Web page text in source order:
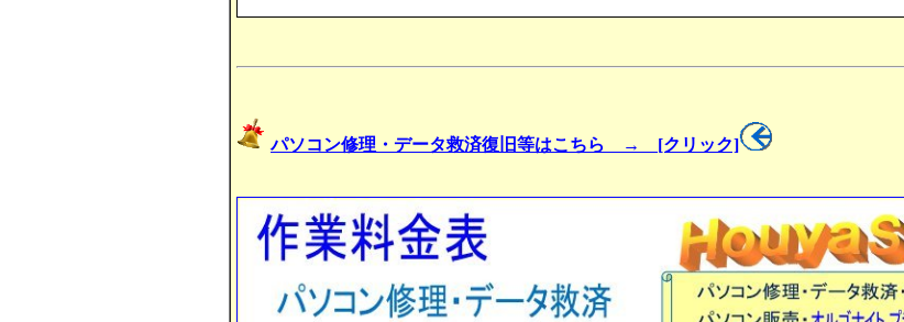
パソコン修理・データ救済復旧等はこちら → [クリック]